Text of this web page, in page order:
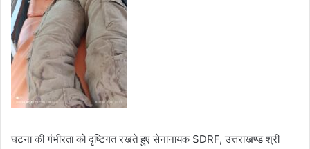
घटना की गंभीरता को दृष्टिगत रखते हुए सेनानायक SDRF, उत्तराखण्ड श्री